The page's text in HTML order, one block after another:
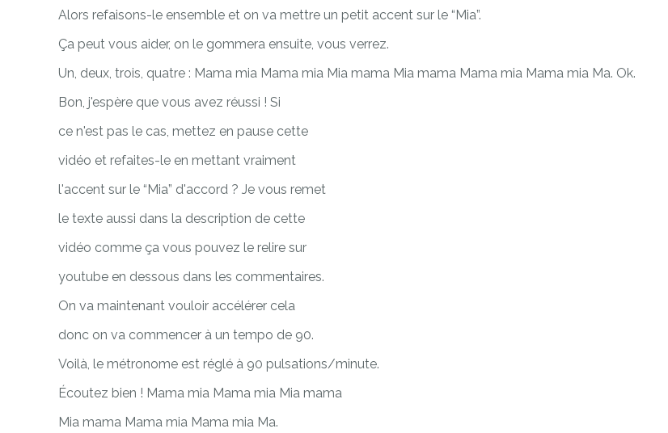
Alors refaisons-le ensemble et on va mettre un petit accent sur le “Mia”.
Ça peut vous aider, on le gommera ensuite, vous verrez.
Un, deux, trois, quatre : Mama mia Mama mia Mia mama Mia mama Mama mia Mama mia Ma. Ok.
Bon, j'espère que vous avez réussi ! Si
ce n'est pas le cas, mettez en pause cette
vidéo et refaites-le en mettant vraiment
l'accent sur le “Mia” d'accord ? Je vous remet
le texte aussi dans la description de cette
vidéo comme ça vous pouvez le relire sur
youtube en dessous dans les commentaires.
On va maintenant vouloir accélérer cela
donc on va commencer à un tempo de 90.
Voilà, le métronome est réglé à 90 pulsations/minute.
Écoutez bien ! Mama mia Mama mia Mia mama
Mia mama Mama mia Mama mia Ma.